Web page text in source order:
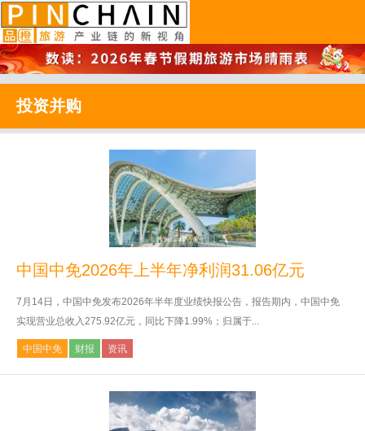
品橙旅游
投资并购
中国中免2026年上半年净利润31.06亿元
7月14日，中国中免发布2026年半年度业绩快报公告，报告期内，中国中免
实现营业总收入275.92亿元，同比下降1.99%；归属于...
中国中免 财报 资讯